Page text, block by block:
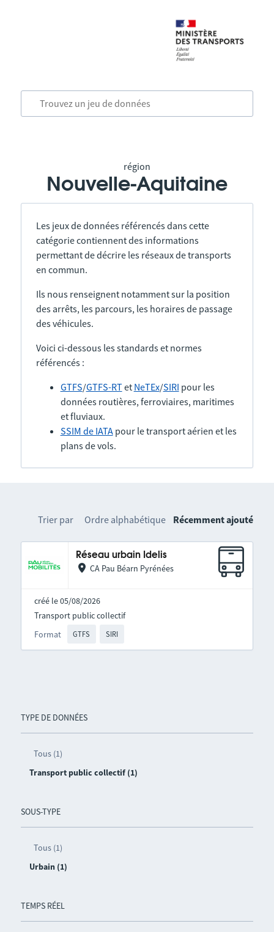
région
Nouvelle-Aquitaine
Les jeux de données référencés dans cette
catégorie contiennent des informations
permettant de décrire les réseaux de transports
en commun.
Ils nous renseignent notamment sur la position
des arrêts, les parcours, les horaires de passage
des véhicules.
Voici ci-dessous les standards et normes
référencés :
GTFS/GTFS-RTet NeTEx/SIRI pour les
données routières, ferroviaires, maritimes
et fluviaux.
SSIM de IATApour le transport aérien et les
plans de vols.
TYPE DE DONNÉES
Tous (1)
Transport public collectif (1)
SOUS-TYPE
Tous (1)
Urbain (1)
TEMPS RÉEL
Trier par Ordre alphabétique Récemment ajouté
Réseau urbain Idelis
CA Pau Béarn Pyrénées
créé le 05/08/2026
Format GTFS SIRI
Transport public collectif